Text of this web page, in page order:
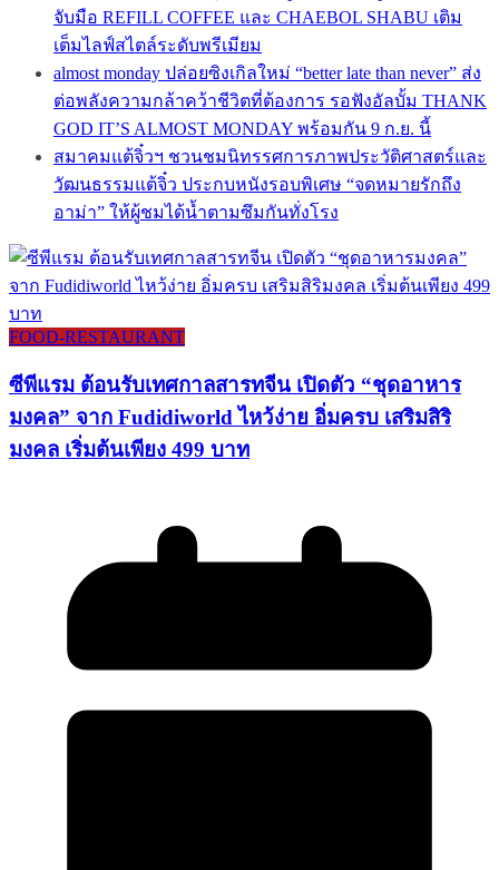
จับมือ REFILL COFFEE และ CHAEBOL SHABU เติม
เต็มไลฟ์สไตล์ระดับพรีเมียม
almost monday ปล่อยซิงเกิลใหม่ “better late than never” ส่ง
ต่อพลังความกล้าคว้าชีวิตที่ต้องการ รอฟังอัลบั้ม THANK
GOD IT’S ALMOST MONDAY พร้อมกัน 9 ก.ย. นี้
สมาคมแต้จิ๋วฯ ชวนชมนิทรรศการภาพประวัติศาสตร์และ
วัฒนธรรมแต้จิ๋ว ประกบหนังรอบพิเศษ “จดหมายรักถึง
อาม่า” ให้ผู้ชมได้น้ำตามซึมกันทั่งโรง
FOOD-RESTAURANT
ซีพีแรม ต้อนรับเทศกาลสารทจีน เปิดตัว “ชุดอาหาร
มงคล” จาก Fudidiworld ไหว้ง่าย อิ่มครบ เสริมสิริ
มงคล เริ่มต้นเพียง 499 บาท